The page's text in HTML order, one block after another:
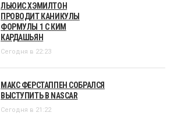
ЛЬЮИС ХЭМИЛТОН
ПРОВОДИТ КАНИКУЛЫ
ФОРМУЛЫ 1 С КИМ
КАРДАШЬЯН
Сегодня в 22:23
МАКС ФЕРСТАППЕН СОБРАЛСЯ
ВЫСТУПИТЬ В NASCAR
Сегодня в 21:22